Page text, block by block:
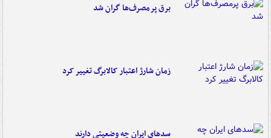
برق پرمصرف‌ها گران شد
زمان شارژ اعتبار کالابرگ تغییر کرد
سدهای ایران چه وضعیتی دارند